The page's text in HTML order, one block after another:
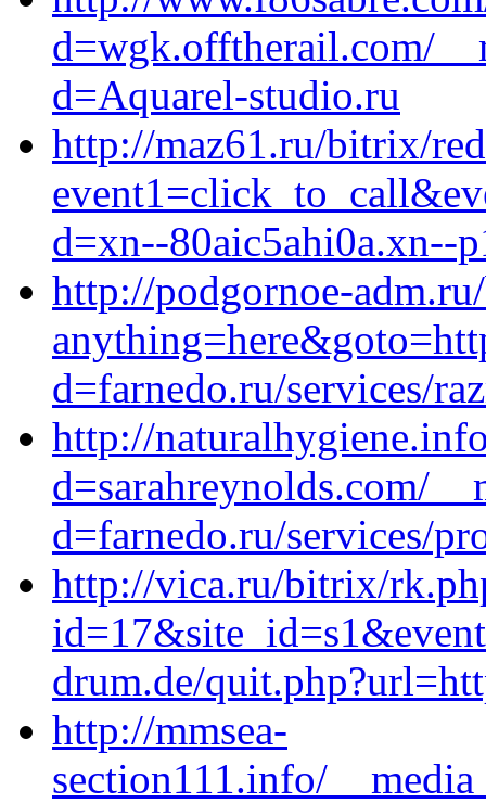
d=wgk.offtherail.com/
d=Aquarel-studio.ru
http://maz61.ru/bitrix/
d=xn--80aic5ahi0a.xn--
http://podgornoe-
d=farnedo.ru/services/
http://
d=sarahreynolds.com/
d=farnedo.ru/services/
http://vica.ru/bitrix/
drum.de/
http://mmsea-
section111.info/